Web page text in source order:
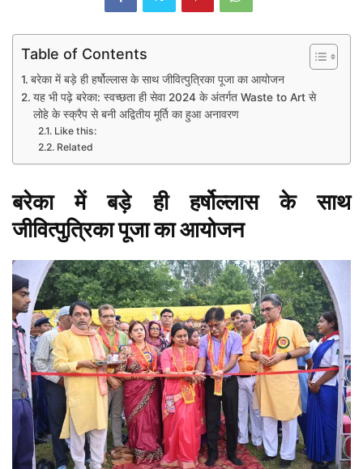
Table of Contents
बरेका में बड़े ही हर्षोल्लास के साथ जीवित्पुत्रिका पूजा का आयोजन
यह भी पढ़े बरेका: स्वच्छता ही सेवा 2024 के अंतर्गत Waste to Art से
लोहे के स्क्रैप से बनी अद्वितीय मूर्ति का हुआ अनावरण
Like this:
Related
बरेका में बड़े ही हर्षोल्लास के साथ
जीवित्पुत्रिका पूजा का आयोजन